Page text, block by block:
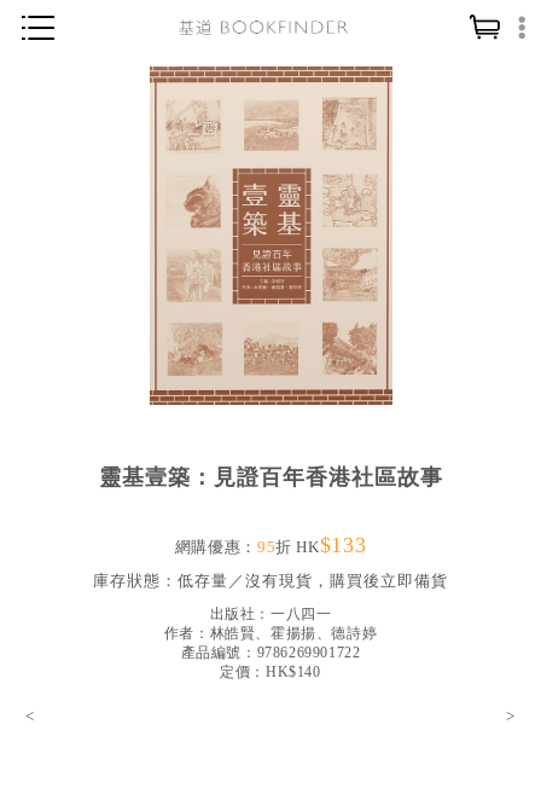
神學／教義
讀經／研經
教會歷史
靈修／禱告
信徒生活
教會事工
社會／倫理
靈基壹築：見證百年香港社區故事
網購優惠： 95折 HK$133
庫存狀態： 低存量／沒有現貨，購買後立即備貨
出版社： 一八四一
作者： 林皓賢、霍揚揚、德詩婷
產品編號：9786269901722
定價：HK$140
< >